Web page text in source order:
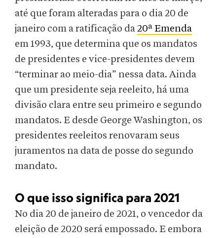
até que foram alteradas para o dia 20 de
janeiro com a ratificação da20ª Emenda
em 1993, que determina que os mandatos
de presidentes e vice-presidentes devem
“terminar ao meio-dia” nessa data. Ainda
que um presidente seja reeleito, há uma
divisão clara entre seu primeiro e segundo
mandatos. E desde George Washington, os
presidentes reeleitos renovaram seus
juramentos na data de posse do segundo
mandato.
O que isso significa para 2021
No dia 20 de janeiro de 2021, o vencedor da
eleição de 2020 será empossado. E embora